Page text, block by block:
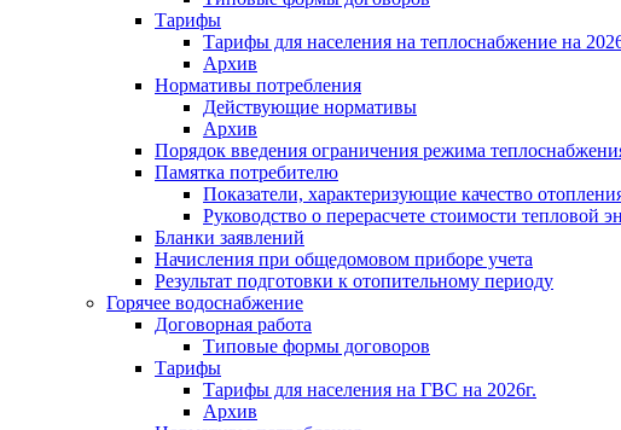
Тарифы
Тарифы для населения на теплоснабжение на
Архив
Нормативы потребления
Действующие нормативы
Архив
Порядок введения ограничения режима
Памятка потребителю
Показатели, характеризующие качество
Руководство о перерасчете стоимости тепловой
Бланки заявлений
Начисления при общедомовом приборе учета
Результат подготовки к отопительному периоду
Горячее водоснабжение
Договорная работа
Типовые формы договоров
Тарифы
Тарифы для населения на ГВС на 2026г.
Архив